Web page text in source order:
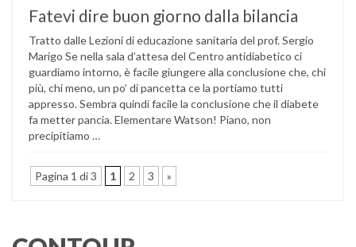
Fatevi dire buon giorno dalla bilancia
Tratto dalle Lezioni di educazione sanitaria del prof. Sergio
Marigo Se nella sala d’attesa del Centro antidiabetico ci
guardiamo intorno, è facile giungere alla conclusione che, chi
più, chi meno, un po’ di pancetta ce la portiamo tutti
appresso. Sembra quindi facile la conclusione che il diabete
fa metter pancia. Elementare Watson! Piano, non
precipitiamo …
Pagina 1 di 3 1 2 3 »